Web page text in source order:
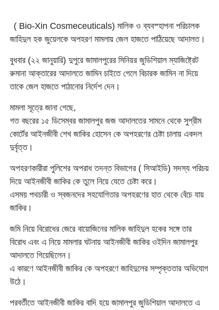
( Bio-Xin Cosmeceuticals) মালিক ও ব্যবস্হাপনা পরিচালক
জাহিদুল হক জুয়েলকে অপহরণ মামলায় জেল হাজতে পাঠিয়েছে আদালত।
বুধবার (২২ জানুয়ারি) দুপুরে জামালপুরের সিনিয়র জুডিশিয়াল ম্যাজিষ্ট্রেট
রুমানা আক্তারের আদালতে জামিন চাইতে গেলে বিচারক জামিন না দিয়ে
তাকে জেল হাজতে পাঠানোর নির্দেশ দেন।
মামলা সূত্রে জানা গেছে,
গত বছরের ১৫ ডিসেম্বর জামালপুর জজ আদালতের সামনে থেকে সুপ্রীম
কোর্টের আইনজীবী শেখ জাকির হোসেন কে অপহরণের চেষ্টা চালায় একদল
দুর্বৃত্ত।
অপহরণকারীরা পুলিশের অপরাধ তদন্ত বিভাগের ( সিআইডি) সদস্য পরিচয়
দিয়ে আইনজীবী জাকির কে তুলে নিয়ে যেতে চেষ্টা করে।
এসময় পথচারী ও স্বজনদের সহযোগিতার অপহরণের হাত থেকে বেঁচে যায়
জাকির।
জমি নিয়ে বিরোধের জেরে বায়োজিনের মালিক জাহিদুল হকের সঙ্গে তার
বিরোধ এবং এ নিয়ে মামলার ঘটনায় আইনজীবী জাকির ওইদিন জামালপুর
আদালতে গিয়েছিলেন।
এ কারণে আইনজীবী জাকির কে অপহরণে জাহিদুলের সম্পৃক্ততার অভিযোগ
উঠে।
পরবর্তীতে আইনজীবী জাকির বাদি হয়ে জামালপুর জুডিশিয়াল আদালতে এ